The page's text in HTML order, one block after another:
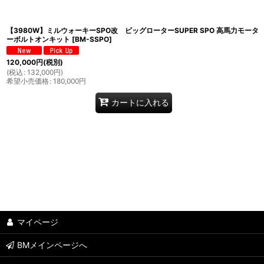
【3980W】ミルウォーキーSPO改 ビッグローターSUPER SPO 高馬力モータ
ーボルトオンキット [BM-SSPO]
120,000円(税別)
(税込 : 132,000円)
希望小売価格: 180,000円
カートに入れる
マイページ
BMメインページへ